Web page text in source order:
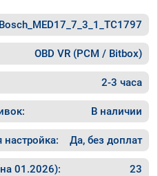
Bosch_MED17_7_3_1_TC1797
OBD VR (PCM / Bitbox)
2-3 часа
В наличии
Да, без доплат
01.2026): 23